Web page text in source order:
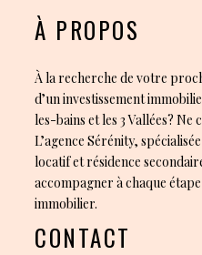
À PROPOS
À la recherche de votre
d’un investissement
les-bains et les 3 Vallées? Ne
L’agence Sérénity,
locatif et résidence
accompagner à chaque
immobilier.
CONTACT